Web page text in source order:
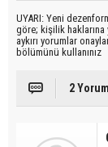
UYARI: Yeni
göre; kişilik
aykırı yorumlar
bölümünü kullanınız
2 Yorum